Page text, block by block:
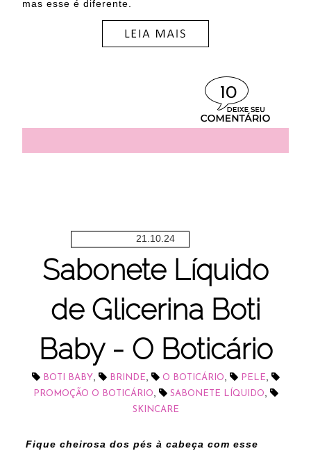
mas esse é diferente.
10
21.10.24
Sabonete Líquido
de Glicerina Boti
Baby - O Boticário
BOTI BABY, BRINDE, O BOTICÁRIO, PELE,
PROMOÇÃO O BOTICÁRIO, SABONETE LÍQUIDO,
SKINCARE
Fique cheirosa dos pés à cabeça com esse